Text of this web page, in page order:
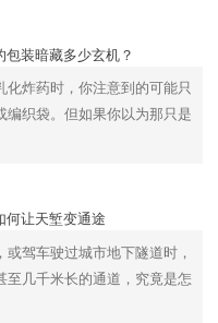
包装暗藏多少玄机？
化炸药时，你注意到的可能只
编织袋。但如果你以为那只是
何让天堑变通途
驾车驶过城市地下隧道时，
至几千米长的通道，究竟是怎